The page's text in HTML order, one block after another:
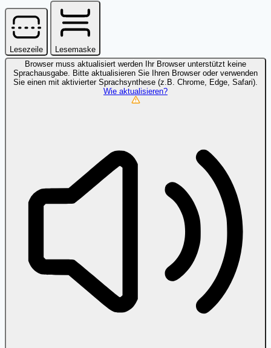
Lesezeile
Lesemaske
Browser muss aktualisiert werden
Ihr Browser unterstützt keine
Sprachausgabe. Bitte aktualisieren Sie Ihren Browser oder verwenden
Sie einen mit aktivierter Sprachsynthese (z.B. Chrome, Edge, Safari).
Wie aktualisieren?